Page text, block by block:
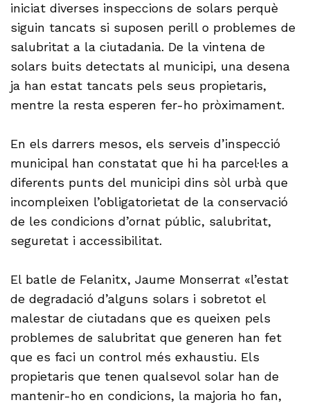
iniciat diverses inspeccions de solars perquè
siguin tancats si suposen perill o problemes de
salubritat a la ciutadania. De la vintena de
solars buits detectats al municipi, una desena
ja han estat tancats pels seus propietaris,
mentre la resta esperen fer-ho pròximament.
En els darrers mesos, els serveis d’inspecció
municipal han constatat que hi ha parcel·les a
diferents punts del municipi dins sòl urbà que
incompleixen l’obligatorietat de la conservació
de les condicions d’ornat públic, salubritat,
seguretat i accessibilitat.
El batle de Felanitx, Jaume Monserrat «l’estat
de degradació d’alguns solars i sobretot el
malestar de ciutadans que es queixen pels
problemes de salubritat que generen han fet
que es faci un control més exhaustiu. Els
propietaris que tenen qualsevol solar han de
mantenir-ho en condicions, la majoria ho fan,